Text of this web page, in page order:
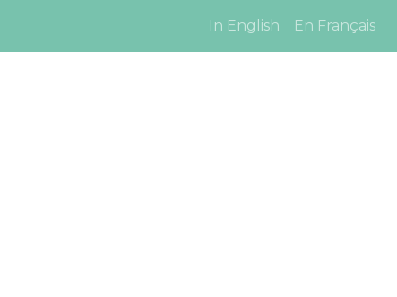
In English En Français